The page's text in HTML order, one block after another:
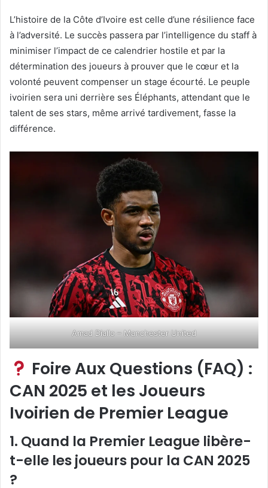
L’histoire de la Côte d’Ivoire est celle d’une résilience face
à l’adversité. Le succès passera par l’intelligence du staff à
minimiser l’impact de ce calendrier hostile et par la
détermination des joueurs à prouver que le cœur et la
volonté peuvent compenser un stage écourté. Le peuple
ivoirien sera uni derrière ses Éléphants, attendant que le
talent de ses stars, même arrivé tardivement, fasse la
différence.
Amad Diallo – Manchester United
Foire Aux Questions (FAQ) :
CAN 2025 et les Joueurs
Ivoirien de Premier League
1. Quand la Premier League libère-
t-elle les joueurs pour la CAN 2025
?